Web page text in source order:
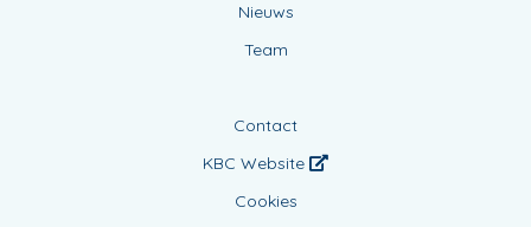
Nieuws
Team
Contact
KBC Website
Cookies